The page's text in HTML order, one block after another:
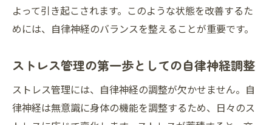
自然素材のアロマセラピーと自律神経調整
園芸活動が自律神経に与えるポジティブな
自然の力を活用した自律神経のセルフケア
心と体の調和を保つための自律神経ケアのポイ
ント
よって引き起こされます。このような状態を改善するた
めには、自律神経のバランスを整えることが重要です。
ストレス管理の第一歩としての自律神経調整
ストレス管理には、自律神経の調整が欠かせません。自
律神経は無意識に身体の機能を調整するため、日々のス